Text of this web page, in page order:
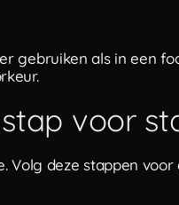
gebruiken als in een
voor
Volg deze stappen voor